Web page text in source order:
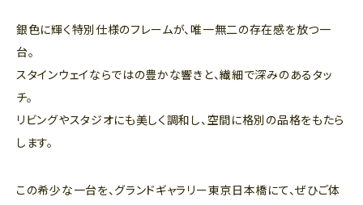
銀色に輝く特別仕様のフレームが、唯一無二の存在感を放つ一
台。
スタインウェイならではの豊かな響きと、繊細で深みのあるタッ
チ。
リビングやスタジオにも美しく調和し、空間に格別の品格をもたら
します。
この希少な一台を、グランドギャラリー東京日本橋にて、ぜひご体